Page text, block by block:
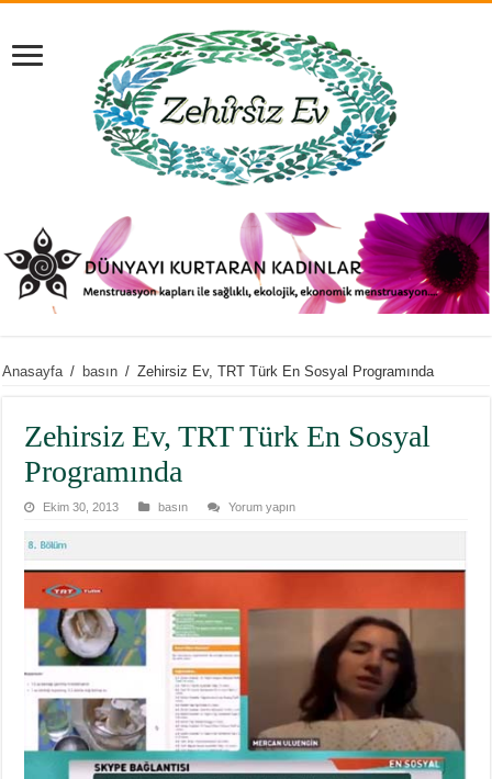
Anasayfa / basın / Zehirsiz Ev, TRT Türk En Sosyal Programında
Zehirsiz Ev, TRT Türk En Sosyal
Programında
Ekim 30, 2013 basın Yorum yapın